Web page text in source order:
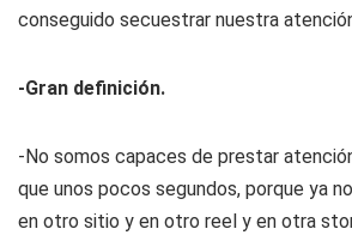
conseguido secuestrar nuestra
-Gran definición.
-No somos capaces de prestar
que unos pocos segundos, porque ya
en otro sitio y en otro reel y en otra